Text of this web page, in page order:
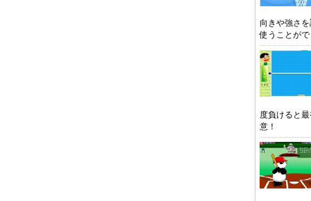
向きや強さ
使うことが
度負けると
意！